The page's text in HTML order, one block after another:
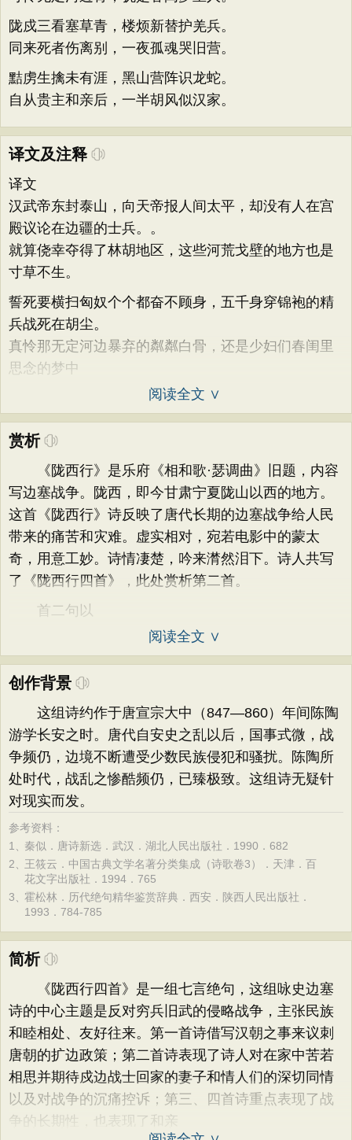
陇戍三看塞草青，楼烦新替护羌兵。
同来死者伤离别，一夜孤魂哭旧营。
黠虏生擒未有涯，黑山营阵识龙蛇。
自从贵主和亲后，一半胡风似汉家。
译文及注释
译文
汉武帝东封泰山，向天帝报人间太平，却没有人在宫
殿议论在边疆的士兵。。
就算侥幸夺得了林胡地区，这些河荒戈壁的地方也是
寸草不生。
誓死要横扫匈奴个个都奋不顾身，五千身穿锦袍的精
兵战死在胡尘。
真怜那无定河边暴弃的粼粼白骨，还是少妇们春闺里
思念的梦中
阅读全文 ∨
赏析
《陇西行》是乐府《相和歌·瑟调曲》旧题，内容
写边塞战争。陇西，即今甘肃宁夏陇山以西的地方。
这首《陇西行》诗反映了唐代长期的边塞战争给人民
带来的痛苦和灾难。虚实相对，宛若电影中的蒙太
奇，用意工妙。诗情凄楚，吟来潸然泪下。诗人共写
了《陇西行四首》，此处赏析第二首。
首二句以
阅读全文 ∨
创作背景
这组诗约作于唐宣宗大中（847—860）年间陈陶
游学长安之时。唐代自安史之乱以后，国事式微，战
争频仍，边境不断遭受少数民族侵犯和骚扰。陈陶所
处时代，战乱之惨酷频仍，已臻极致。这组诗无疑针
对现实而发。
参考资料：
1、秦似．唐诗新选．武汉．湖北人民出版社．1990．682
2、王筱云．中国古典文学名著分类集成（诗歌卷3）．天津．百
花文字出版社．1994．765
3、霍松林．历代绝句精华鉴赏辞典．西安．陕西人民出版社．
1993．784-785
简析
《陇西行四首》是一组七言绝句，这组咏史边塞
诗的中心主题是反对穷兵旧武的侵略战争，主张民族
和睦相处、友好往来。第一首诗借写汉朝之事来议刺
唐朝的扩边政策；第二首诗表现了诗人对在家中苦若
相思并期待戍边战士回家的妻子和情人们的深切同情
以及对战争的沉痛控诉；第三、四首诗重点表现了战
争的长期性，也表现了和亲